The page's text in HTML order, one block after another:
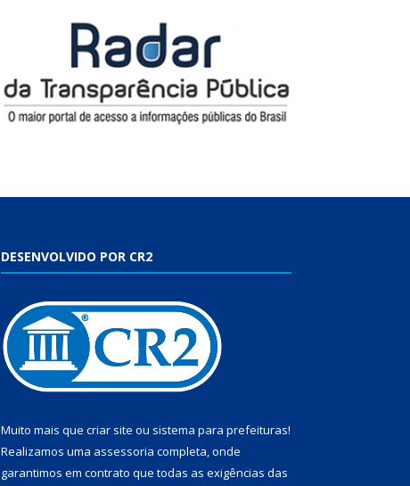
DESENVOLVIDO POR CR2
Muito mais que criar site ou sistema para prefeituras!
Realizamos uma assessoria completa, onde
garantimos em contrato que todas as exigências das